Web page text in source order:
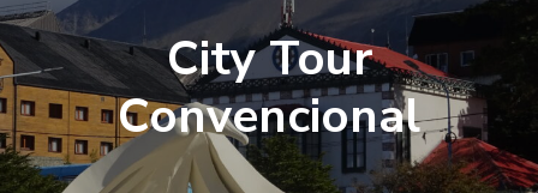
City Tour
Convencional